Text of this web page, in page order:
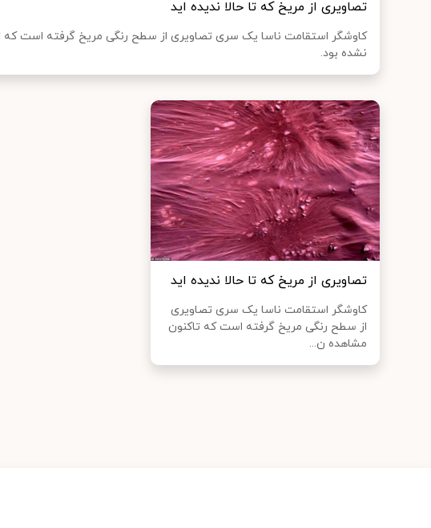
تصاویری از مریخ که تا حالا ندیده اید
کاوشگر استقامت ناسا یک سری تصاویری از سطح رنگی مریخ گرفته است که
نشده بود.
تصاویری از مریخ که تا حالا ندیده اید
کاوشگر استقامت ناسا یک سری تصاویری
از سطح رنگی مریخ گرفته است که تاکنون
مشاهده ن...